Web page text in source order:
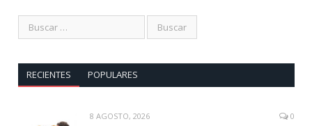
RECIENTES POPULARES
8 AGOSTO, 2026 0